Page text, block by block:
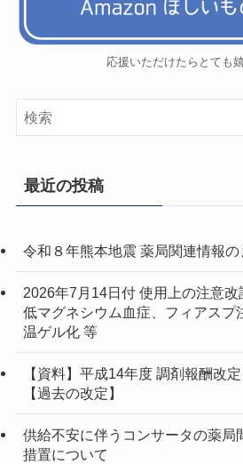
応援いただけたらとても
最近の投稿
令和８年熊本地震 薬局関連情報の
2026年7月14日付 使用上の注意
低マグネシウム血症、フィアスプ
温ゲル化 等
【資料】平成14年度 調剤報酬改
【過去の改定】
供給不安に伴うコンサータの薬局
措置について